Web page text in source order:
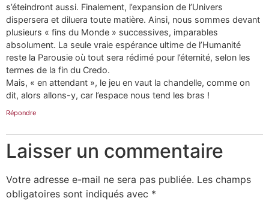
s’éteindront aussi. Finalement, l’expansion de l’Univers
dispersera et diluera toute matière. Ainsi, nous sommes devant
plusieurs « fins du Monde » successives, imparables
absolument. La seule vraie espérance ultime de l’Humanité
reste la Parousie où tout sera rédimé pour l’éternité, selon les
termes de la fin du Credo.
Mais, « en attendant », le jeu en vaut la chandelle, comme on
dit, alors allons-y, car l’espace nous tend les bras !
Répondre
Laisser un commentaire
Votre adresse e-mail ne sera pas publiée. Les champs
obligatoires sont indiqués avec *